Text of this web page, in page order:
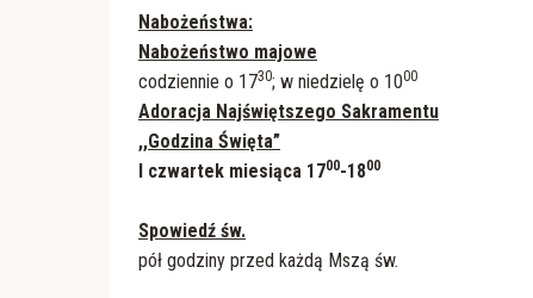
Nabożeństwa:
Nabożeństwo majowe
codziennie o 1730; w niedzielę o 1000
Adoracja Najświętszego Sakramentu
,,Godzina Święta”
I czwartek miesiąca 1700-1800
Spowiedź św.
pół godziny przed każdą Mszą św.